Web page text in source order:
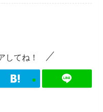
してね！